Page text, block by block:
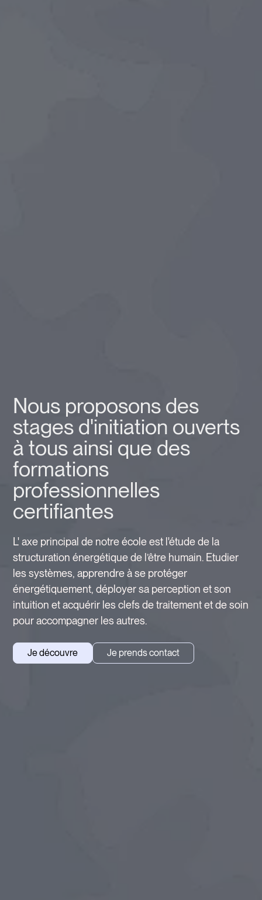
Nous proposons des
stages d'initiation ouverts
à tous ainsi que des
formations
professionnelles
certifiantes
L' axe principal de notre école est l'étude de la
structuration énergétique de l’être humain. Etudier
les systèmes, apprendre à se protéger
énergétiquement, déployer sa perception et son
intuition et acquérir les clefs de traitement et de soin
pour accompagner les autres.
Je découvre Je prends contact